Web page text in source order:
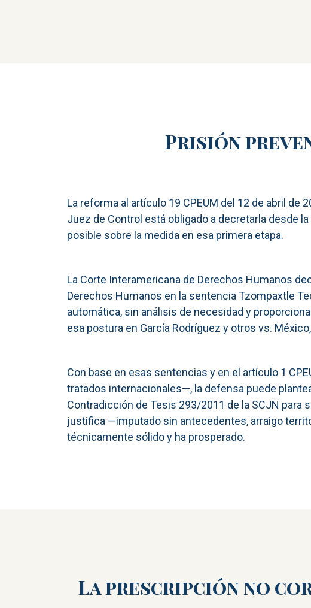
Prisión
La reforma al artículo 19 CPEUM del 12 de abril de
Juez de Control está obligado a decretarla desde
posible sobre la medida en esa primera etapa.
La Corte Interamericana de Derechos Humanos
Derechos Humanos en la sentencia Tzompaxtle
automática, sin análisis de necesidad y
esa postura en García Rodríguez y otros vs.
Con base en esas sentencias y en el artículo 1
tratados internacionales—, la defensa puede
Contradicción de Tesis 293/2011 de la SCJN
justifica —imputado sin antecedentes, arraigo
técnicamente sólido y ha prosperado.
La prescripción no